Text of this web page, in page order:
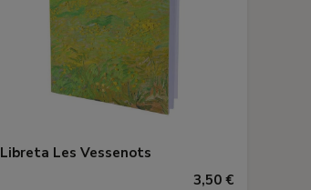
Libreta Les Vessenots
3,50 €